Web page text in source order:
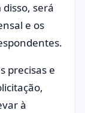
será
e os
precisas e
à